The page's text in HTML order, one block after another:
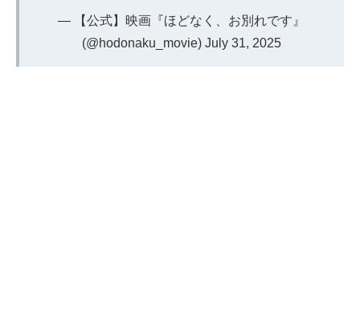
— 【公式】映画『ほどなく、お別れです』
(@hodonaku_movie) July 31, 2025